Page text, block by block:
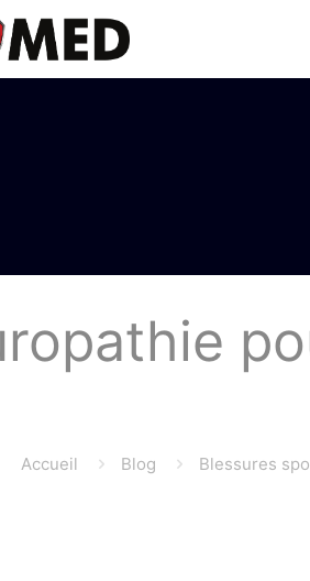
Accueil Blog Blessures